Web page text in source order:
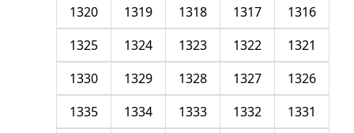
1316
1317
1318
1319
1320
1321
1322
1323
1324
1325
1326
1327
1328
1329
1330
1331
1332
1333
1334
1335